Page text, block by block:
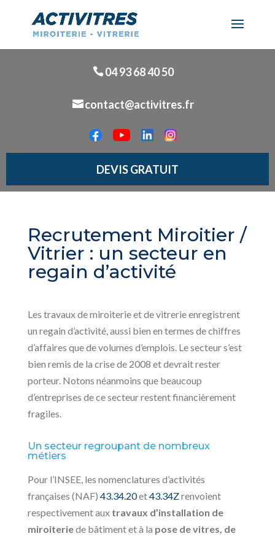
04 93 68 40 50
contact@activitres.fr
DEVIS GRATUIT
Recrutement Miroitier /
Vitrier : un secteur en
regain d’activité
Les travaux de miroiterie et de vitrerie enregistrent
un regain d’activité, aussi bien en termes de chiffres
d’affaires que de volumes d’emplois. Le secteur s’est
bien remis de la crise de 2008 et devrait rester
porteur. Notons néanmoins que beaucoup
d’entreprises de ce secteur restent financièrement
fragiles.
Un secteur regroupant de nombreux
métiers
Pour l’INSEE, les nomenclatures d’activités
françaises (NAF) 43.34.20et43.34Zrenvoient
respectivement aux travaux d’installation de
miroiteriede bâtiment et à la pose de vitres, de